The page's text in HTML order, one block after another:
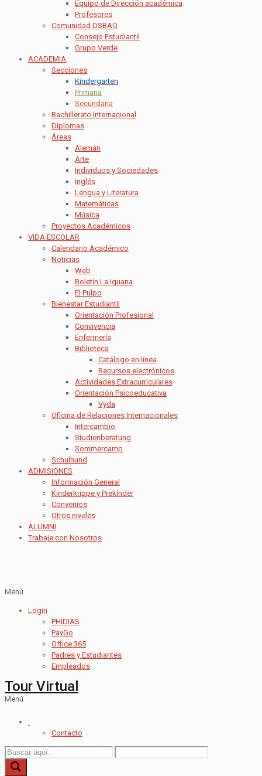
Equipo de Dirección académica
Profesores
Comunidad DSBAQ
Consejo Estudiantil
Grupo Verde
ACADEMIA
Secciones
Kindergarten
Primaria
Secundaria
Bachillerato Internacional
Diplomas
Áreas
Alemán
Arte
Individuos y Sociedades
Inglés
Lengua y Literatura
Matemáticas
Música
Proyectos Académicos
VIDA ESCOLAR
Calendario Académico
Noticias
Web
Boletín La Iguana
El Pulpo
Bienestar Estudiantil
Orientación Profesional
Convivencia
Enfermería
Biblioteca
Catálogo en línea
Recursos electrónicos
Actividades Extracurriculares
Orientación Psicoeducativa
Vyda
Oficina de Relaciones Internacionales
Intercambio
Studienberatung
Sommercamp
Schulhund
ADMISIONES
Información General
Kinderkrippe y Prekínder
Convenios
Otros niveles
ALUMNI
Trabaje con Nosotros
Menú
Login
PHIDIAS
PayGo
Office 365
Padres y Estudiantes
Empleados
Tour Virtual
Menú
.
Contacto